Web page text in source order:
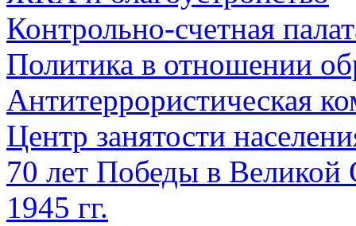
Контрольно-счетная
Политика в отношении
Антитеррористическая
Центр занятости
70 лет Победы в Великой
1945 гг.